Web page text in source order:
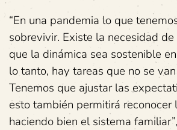
“En una pandemia lo que
sobrevivir. Existe la necesidad
que la dinámica sea sostenible
lo tanto, hay tareas que no se
Tenemos que ajustar las
esto también permitirá reconocer
haciendo bien el sistema